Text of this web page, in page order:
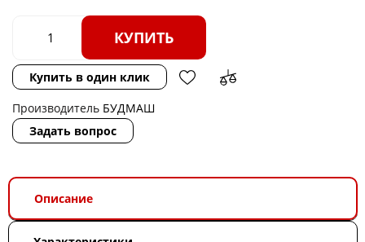
КУПИТЬ
Купить в один клик
Производитель БУДМАШ
Задать вопрос
Описание